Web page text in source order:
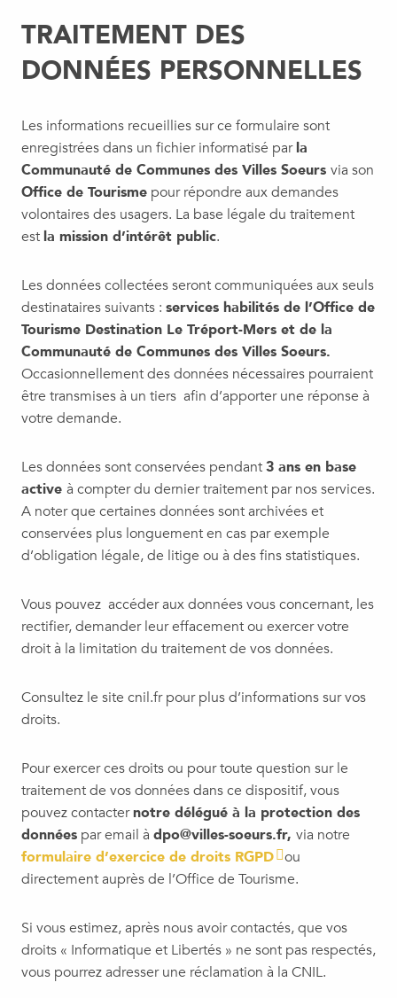
TRAITEMENT DES
DONNÉES PERSONNELLES
Les informations recueillies sur ce formulaire sont
enregistrées dans un fichier informatisé par la
Communauté de Communes des Villes Soeurs via son
Office de Tourisme pour répondre aux demandes
volontaires des usagers. La base légale du traitement
est la mission d’intérêt public.
Les données collectées seront communiquées aux seuls
destinataires suivants : services habilités de l’Office de
Tourisme Destination Le Tréport-Mers et de la
Communauté de Communes des Villes Soeurs.
Occasionnellement des données nécessaires pourraient
être transmises à un tiers afin d’apporter une réponse à
votre demande.
Les données sont conservées pendant3 ans en base
active à compter du dernier traitement par nos services.
A noter que certaines données sont archivées et
conservées plus longuement en cas par exemple
d’obligation légale, de litige ou à des fins statistiques.
Vous pouvez accéder aux données vous concernant, les
rectifier, demander leur effacement ou exercer votre
droit à la limitation du traitement de vos données.
Consultez le site cnil.fr pour plus d’informations sur vos
droits.
Pour exercer ces droits ou pour toute question sur le
traitement de vos données dans ce dispositif, vous
pouvez contacternotre délégué à la protection des
données par email à dpo@villes-soeurs.fr, via notre
formulaire d’exercice de droits RGPD ou
directement auprès de l’Office de Tourisme.
Si vous estimez, après nous avoir contactés, que vos
droits « Informatique et Libertés » ne sont pas respectés,
vous pourrez adresser une réclamation à la CNIL.